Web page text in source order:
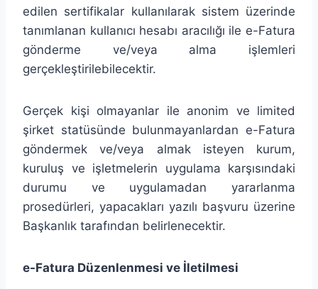
edilen sertifikalar kullanılarak sistem üzerinde
tanımlanan kullanıcı hesabı aracılığı ile e-Fatura
gönderme ve/veya alma işlemleri
gerçekleştirilebilecektir.
Gerçek kişi olmayanlar ile anonim ve limited
şirket statüsünde bulunmayanlardan e-Fatura
göndermek ve/veya almak isteyen kurum,
kuruluş ve işletmelerin uygulama karşısındaki
durumu ve uygulamadan yararlanma
prosedürleri, yapacakları yazılı başvuru üzerine
Başkanlık tarafından belirlenecektir.
e-Fatura Düzenlenmesi ve İletilmesi